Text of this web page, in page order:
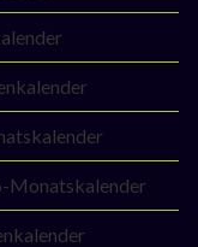
Monatskalender